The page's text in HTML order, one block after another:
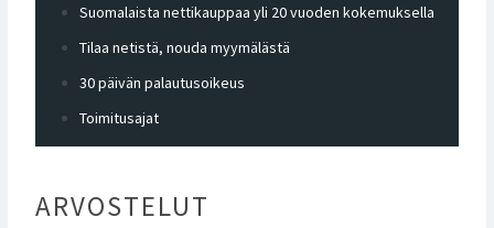
Suomalaista nettikauppaa yli 20 vuoden kokemuksella
Tilaa netistä, nouda myymälästä
30 päivän palautusoikeus
Toimitusajat
ARVOSTELUT